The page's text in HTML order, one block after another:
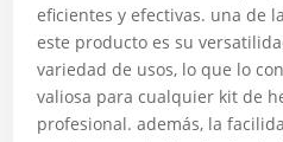
eficientes y efectivas. una de
este producto es su
variedad de usos, lo que lo
valiosa para cualquier kit de
profesional. además, la